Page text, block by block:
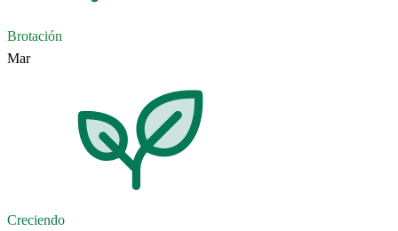
Brotación
Mar
Creciendo